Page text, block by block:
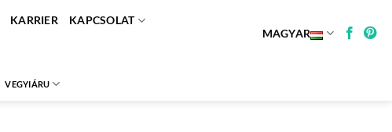
KARRIER KAPCSOLAT
MAGYAR
VEGYIÁRU